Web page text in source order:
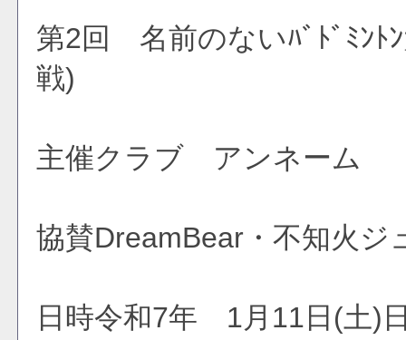
第2回 名前のないﾊﾞﾄﾞﾐﾝﾄ
戦)
主催クラブ アンネーム
協賛DreamBear・不知火ジ
日時令和7年 1月11日(土)